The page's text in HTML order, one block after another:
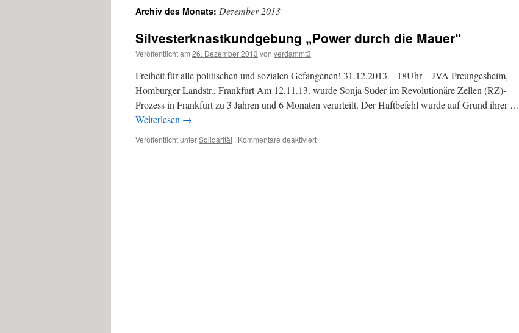
Archiv des Monats: Dezember 2013
Silvesterknastkundgebung „Power durch die Mauer“
Veröffentlicht am 26. Dezember 2013 von verdammt3
Freiheit für alle politischen und sozialen Gefangenen! 31.12.2013 – 18Uhr – JVA Preungesheim,
Homburger Landstr., Frankfurt Am 12.11.13. wurde Sonja Suder im Revolutionäre Zellen (RZ)-
Prozess in Frankfurt zu 3 Jahren und 6 Monaten verurteilt. Der Haftbefehl wurde auf Grund ihrer …
Weiterlesen →
Veröffentlicht unterSolidarität | Kommentare deaktiviertfür